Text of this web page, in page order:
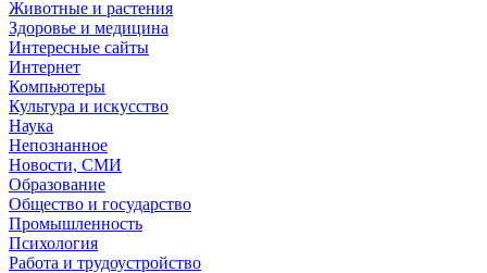
Животные и растения
Здоровье и медицина
Интересные сайты
Интернет
Компьютеры
Культура и искусство
Наука
Непознанное
Новости, СМИ
Образование
Общество и государство
Промышленность
Психология
Работа и трудоустройство